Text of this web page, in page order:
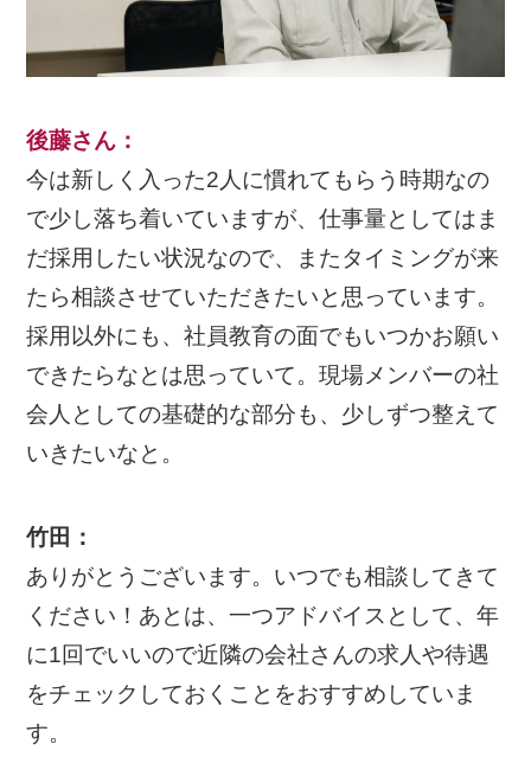
後藤さん ：
今は新しく入った2人に慣れてもらう時期なの
で少し落ち着いていますが、仕事量としてはま
だ採用したい状況なので、またタイミングが来
たら相談させていただきたいと思っています。
採用以外にも、社員教育の面でもいつかお願い
できたらなとは思っていて。現場メンバーの社
会人としての基礎的な部分も、少しずつ整えて
いきたいなと。
竹田：
ありがとうございます。いつでも相談してきて
ください！あとは、一つアドバイスとして、年
に1回でいいので近隣の会社さんの求人や待遇
をチェックしておくことをおすすめしていま
す。